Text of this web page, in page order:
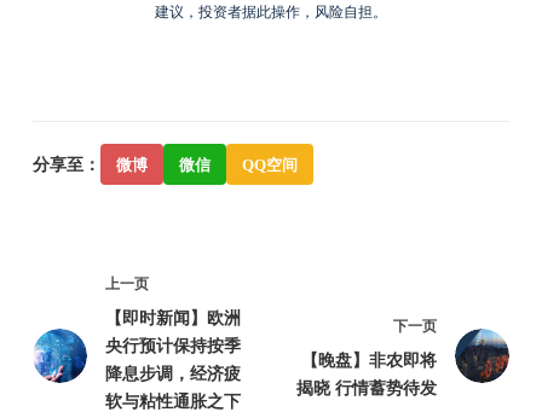
建议，投资者据此操作，风险自担。
分享至： 微博 微信 QQ空间
上一页
【即时新闻】欧洲
央行预计保持按季
降息步调，经济疲
软与粘性通胀之下
下一页
【晚盘】非农即将
揭晓 行情蓄势待发